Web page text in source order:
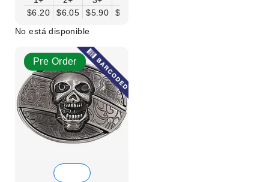
$6.20
$6.05
$5.90
$5.75
No está disponible
Pre Order